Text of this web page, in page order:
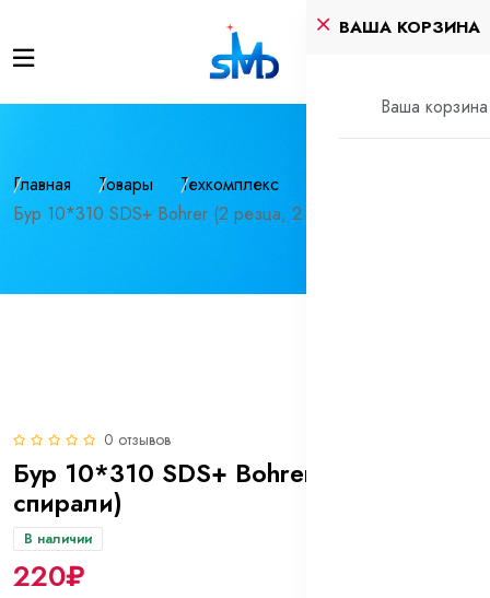
ВАША КОРЗИНА
Ваша корзина
Главная Товары Техкомплекс
Бур 10*310 SDS+ Bohrer (2 резца, 2 спирали)
0 отзывов
Бур 10*310 SDS+ Bohrer (2 резца, 2
спирали)
В наличии
220₽